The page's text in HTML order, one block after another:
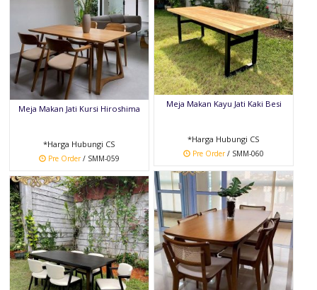
Meja Makan Kayu Jati Kaki Besi
*Harga Hubungi CS
Pre Order/ SMM-060
Meja Makan Jati Kursi Hiroshima
*Harga Hubungi CS
Pre Order/ SMM-059